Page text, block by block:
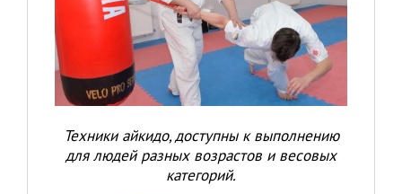
Техники айкидо, доступны к выполнению
для людей разных возрастов и весовых
категорий.